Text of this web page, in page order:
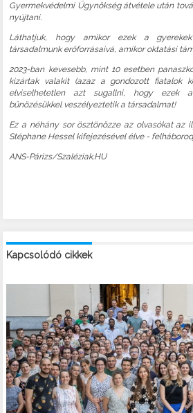
Gyermekvédelmi Ügynökség átvétele után
nyújtani.
Láthatjuk, hogy amikor ezek a
társadalmunk erőforrásaivá, amikor oktatási
2023-ban kevesebb, mint 10 esetben
kizártak valakit (azaz a gondozott fiatalok
elviselhetetlen azt sugallni, hogy ezek
bűnözésükkel veszélyeztetik a társadalmat!
Ez a néhány sor ösztönözze az olvasókat az
Stéphane Hessel kifejezésével élve -
ANS-Párizs/Szaléziak.HU
Kapcsolódó cikkek